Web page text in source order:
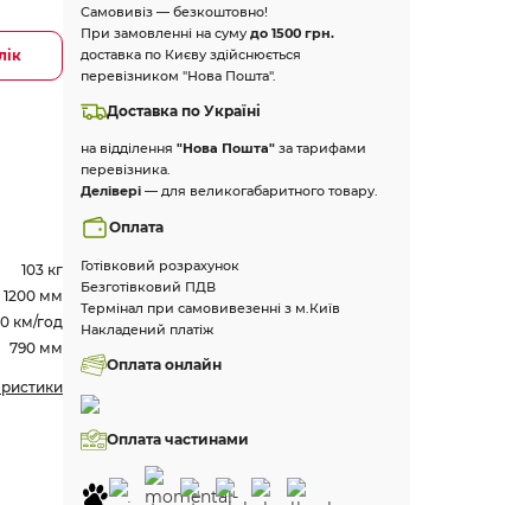
103 кг
1200 мм
км/год
790 мм
Самовивіз — безкоштовно!
При замовленні на сумудо 1500 грн.
доставка по Києву здійснюється
перевізником "Нова Пошта".
Доставка по Україні
на відділення"Нова Пошта"за тарифами
перевізника.
Делівері — для великогабаритного товару.
Оплата
Готівковий розрахунок
Безготівковий ПДВ
Термінал при самовивезенні з м.Київ
Накладений платіж
Оплата онлайн
Оплата частинами